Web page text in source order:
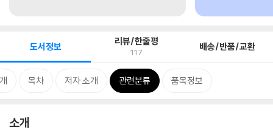
도서정보 리뷰/한줄평
117 배송/반품/교환
목차 저자 소개 관련분류 품목정보
소개